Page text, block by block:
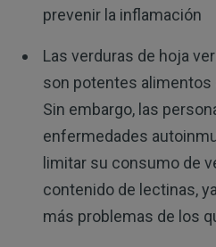
prevenir la inflamación
Las verduras de hoja
son potentes alimentos
Sin embargo, las
enfermedades
limitar su consumo de
contenido de lectinas,
más problemas de los